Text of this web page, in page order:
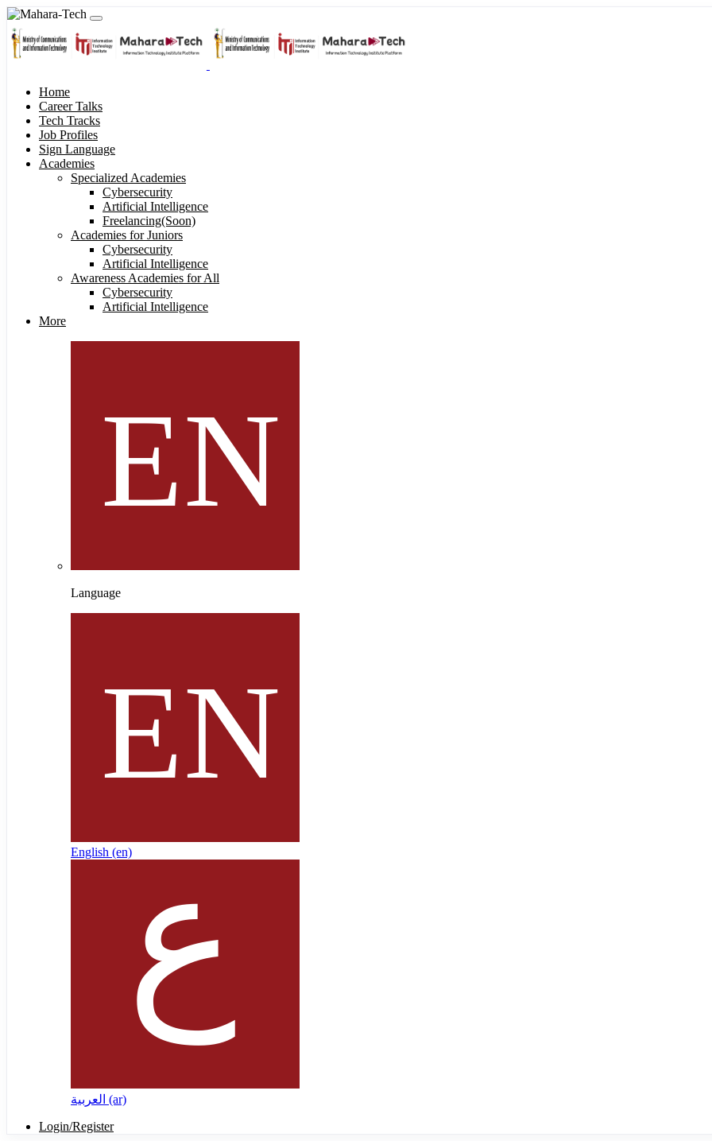
Home
Career Talks
Tech Tracks
Job Profiles
Sign Language
Academies
Specialized Academies
Cybersecurity
Artificial Intelligence
Freelancing(Soon)
Academies for Juniors
Cybersecurity
Artificial Intelligence
Awareness Academies for All
Cybersecurity
Artificial Intelligence
More
Language
English ‎(en)‎
العربية ‎(ar)‎
Login/Register